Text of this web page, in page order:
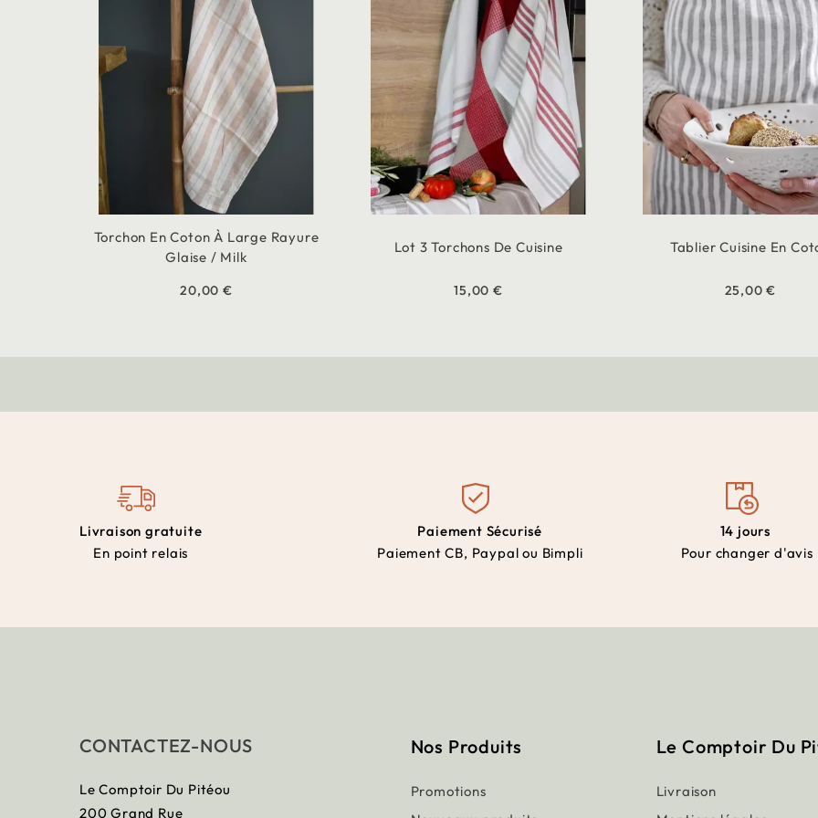
Torchon En Coton À Large Rayure
Glaise / Milk
20,00 €
Lot 3 Torchons De Cuisine
15,00 €
Tablier Cuisine En
25,00 €
Livraison gratuite
En point relais
Paiement Sécurisé
Paiement CB, Paypal ou Bimpli
14 jours
Pour changer d'avis
CONTACTEZ-NOUS
Le Comptoir Du Pitéou
200 Grand Rue
Nos Produits
Promotions
Le Comptoir Du
Livraison